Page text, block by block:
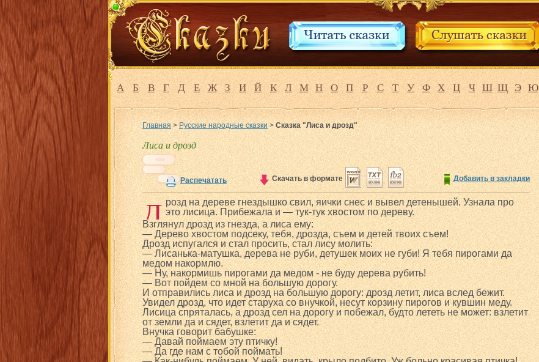
А Б В Г Д Е Ж З И Й К Л М Н О П Р С Т У Ф Х Ц Ч Ш Щ Э Ю
Главная >Русские народные сказки> Сказка "Лиса и дрозд"
Лиса и дрозд
Распечатать Добавить в закладки
Скачать в формате
Д розд на дереве гнездышко свил, яички снес и вывел детенышей. Узнала про
это лисица. Прибежала и — тук-тук хвостом по дереву.
Взглянул дрозд из гнезда, а лиса ему:
— Дерево хвостом подсеку, тебя, дрозда, съем и детей твоих съем!
Дрозд испугался и стал просить, стал лису молить:
— Лисанька-матушка, дерева не руби, детушек моих не губи! Я тебя пирогами да
медом накормлю.
— Ну, накормишь пирогами да медом - не буду дерева рубить!
— Вот пойдем со мной на большую дорогу.
И отправились лиса и дрозд на большую дорогу: дрозд летит, лиса вслед бежит.
Увидел дрозд, что идет старуха со внучкой, несут корзину пирогов и кувшин меду.
Лисица спряталась, а дрозд сел на дорогу и побежал, будто лететь не может: взлетит
от земли да и сядет, взлетит да и сядет.
Внучка говорит бабушке:
— Давай поймаем эту птичку!
— Да где нам с тобой поймать!